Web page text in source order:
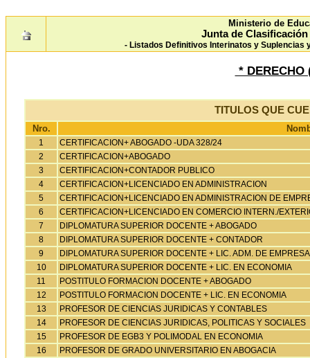
Ministerio de
Junta de
- Listados Definitivos Interinatos y Suplencias
* DERECHO
TITULOS QUE
Nro.
1
CERTIFICACION+ ABOGADO -UDA 328/24
2
CERTIFICACION+ABOGADO
3
CERTIFICACION+CONTADOR PUBLICO
4
CERTIFICACION+LICENCIADO EN ADMINISTRACION
5
CERTIFICACION+LICENCIADO EN ADMINISTRACION DE
6
CERTIFICACION+LICENCIADO EN COMERCIO INTERN./
7
DIPLOMATURA SUPERIOR DOCENTE + ABOGADO
8
DIPLOMATURA SUPERIOR DOCENTE + CONTADOR
9
DIPLOMATURA SUPERIOR DOCENTE + LIC. ADM. DE
10
DIPLOMATURA SUPERIOR DOCENTE + LIC. EN ECONOMIA
11
POSTITULO FORMACION DOCENTE + ABOGADO
12
POSTITULO FORMACION DOCENTE + LIC. EN ECONOMIA
13
PROFESOR DE CIENCIAS JURIDICAS Y CONTABLES
14
PROFESOR DE CIENCIAS JURIDICAS, POLITICAS Y SOCIALES
15
PROFESOR DE EGB3 Y POLIMODAL EN ECONOMIA
16
PROFESOR DE GRADO UNIVERSITARIO EN ABOGACIA